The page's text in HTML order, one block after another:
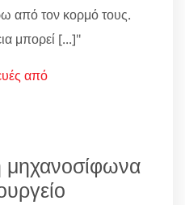
από τον κορμό τους.
μπορεί [...]"
από
μηχανοσίφωνα